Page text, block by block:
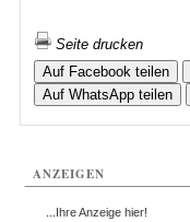
Seite drucken
Auf Facebook teilen
Auf WhatsApp teilen
ANZEIGEN
...Ihre Anzeige hier!